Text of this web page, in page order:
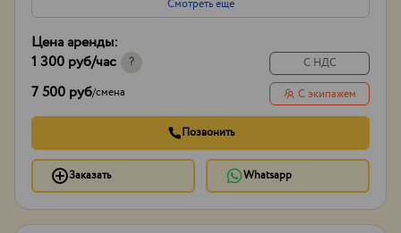
Смотреть еще
Цена аренды:
1 300 руб/час ?
7 500 руб/смена
С НДС
С экипажем
Позвонить
Заказать Whatsapp